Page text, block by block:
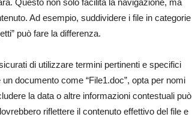
Questo non solo facilita la navigazione, ma
Ad esempio, suddividere i file in categorie
può fare la differenza.
di utilizzare termini pertinenti e specifici
documento come “File1.doc”, opta per nomi
la data o altre informazioni contestuali può
riflettere il contenuto effettivo del file e